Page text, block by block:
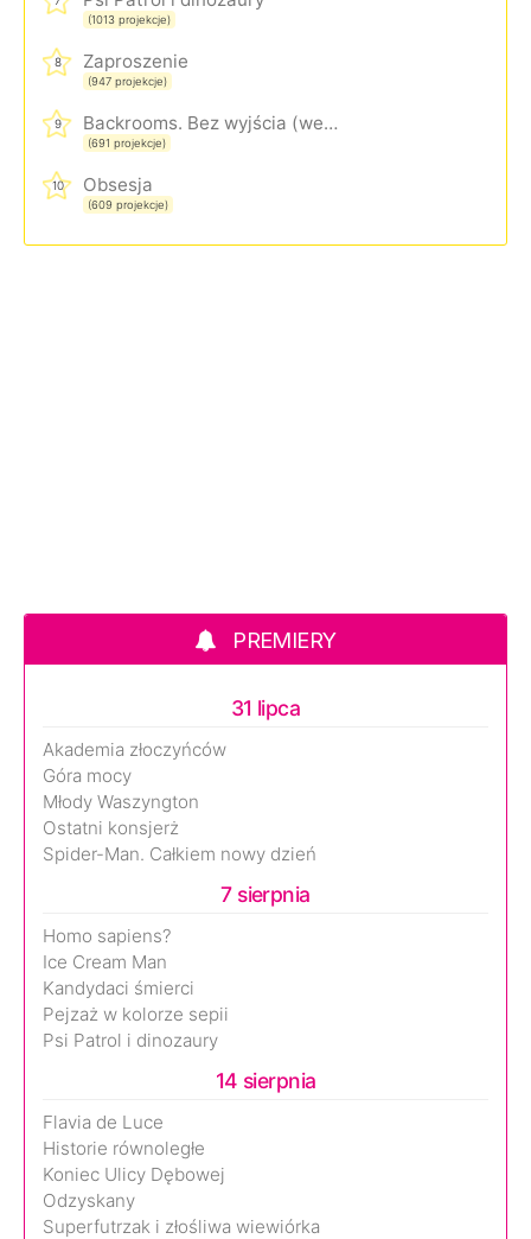
(1013 projekcje)
8 Zaproszenie
(947 projekcje)
9 Backrooms. Bez wyjścia (wersja rozszerzona)
(691 projekcje)
10 Obsesja
(609 projekcje)
PREMIERY
31 lipca
Akademia złoczyńców
Góra mocy
Młody Waszyngton
Ostatni konsjerż
Spider-Man. Całkiem nowy dzień
7 sierpnia
Homo sapiens?
Ice Cream Man
Kandydaci śmierci
Pejzaż w kolorze sepii
Psi Patrol i dinozaury
14 sierpnia
Flavia de Luce
Historie równoległe
Koniec Ulicy Dębowej
Odzyskany
Superfutrzak i złośliwa wiewiórka